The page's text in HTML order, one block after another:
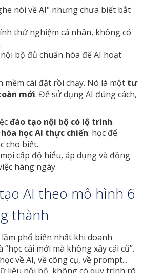
nói về AI" nhưng chưa biết bắt
thử nghiệm cá nhân, không có
bộ đủ chuẩn hóa để AI hoạt
mềm cài đặt rồi chạy. Nó là một tư
mới. Để sử dụng AI đúng cách,
đào tạo nội bộ có lộ trình.
học AI thực chiến: học để
cho biết.
cấp độ hiểu, áp dụng và đồng
hàng ngày.
AI theo mô hình 6
thành
phổ biến nhất khi doanh
cái mới mà không xây cái cũ”.
về AI, về công cụ, về prompt...